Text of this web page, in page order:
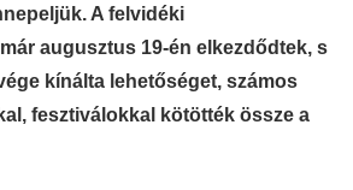
A felvidéki
augusztus 19-én elkezdődtek, s
kínálta lehetőséget, számos
fesztiválokkal kötötték össze a